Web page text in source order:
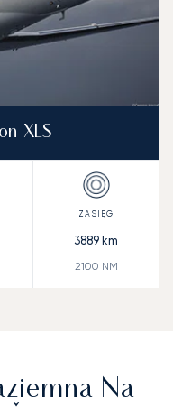
XLS
3889 km
2100 NM
Na